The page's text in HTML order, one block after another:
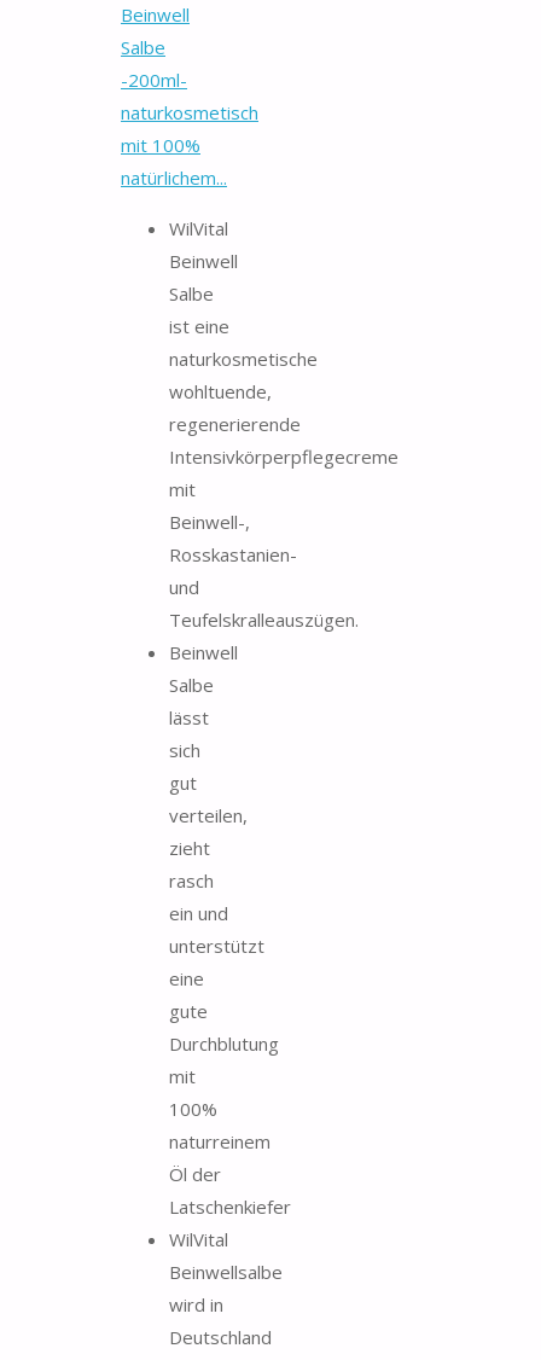
Beinwell
Salbe
-200ml-
naturkosmetisch
mit 100%
natürlichem...
WilVital
Beinwell
Salbe
ist eine
naturkosmetische
wohltuende,
regenerierende
Intensivkörperpflegecreme
mit
Beinwell-,
Rosskastanien-
und
Teufelskralleauszügen.
Beinwell
Salbe
lässt
sich
gut
verteilen,
zieht
rasch
ein und
unterstützt
eine
gute
Durchblutung
mit
100%
naturreinem
Öl der
Latschenkiefer
WilVital
Beinwellsalbe
wird in
Deutschland